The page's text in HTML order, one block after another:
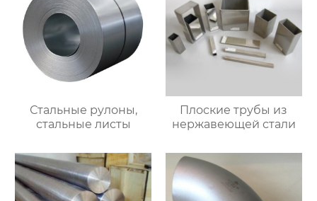
Стальные рулоны,
стальные листы
Плоские трубы из
нержавеющей стали